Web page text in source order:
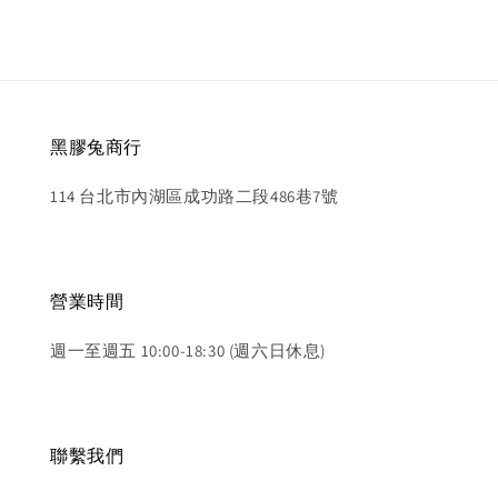
黑膠兔商行
114 台北市內湖區成功路二段486巷7號
營業時間
週一至週五 10:00-18:30 (週六日休息)
聯繫我們